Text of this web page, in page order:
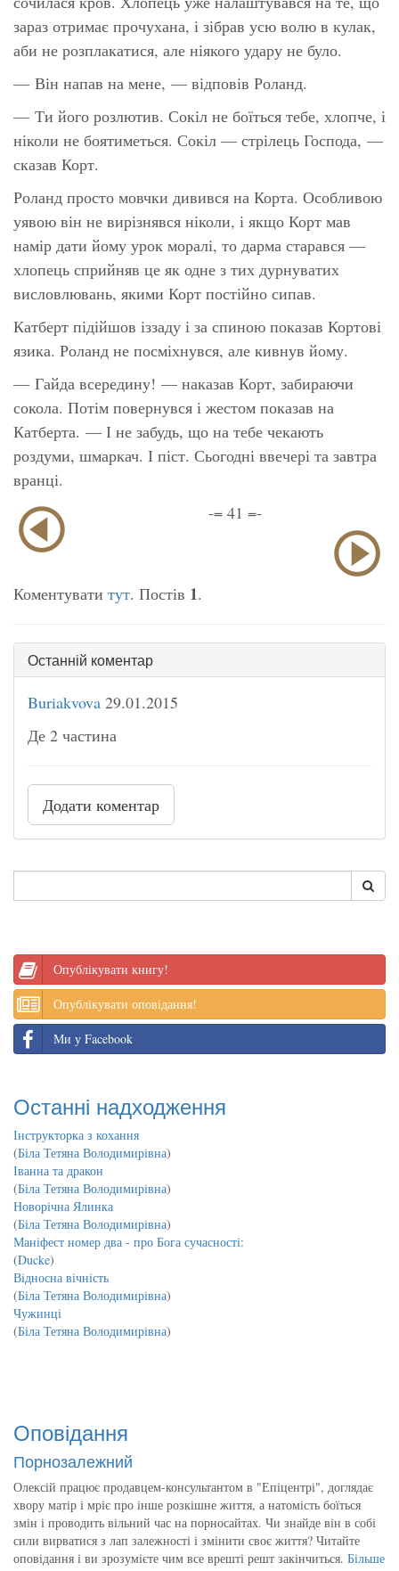
зараз отримає прочухана, і зібрав усю волю в кулак,
аби не розплакатися, але ніякого удару не було.
— Він напав на мене, — відповів Роланд.
— Ти його розлютив. Сокіл не боїться тебе, хлопче, і
ніколи не боятиметься. Сокіл — стрілець Господа, —
сказав Корт.
Роланд просто мовчки дивився на Корта. Особливою
уявою він не вирізнявся ніколи, і якщо Корт мав
намір дати йому урок моралі, то дарма старався —
хлопець сприйняв це як одне з тих дурнуватих
висловлювань, якими Корт постійно сипав.
Катберт підійшов іззаду і за спиною показав Кортові
язика. Роланд не посміхнувся, але кивнув йому.
— Гайда всередину! — наказав Корт, забираючи
сокола. Потім повернувся і жестом показав на
Катберта. — І не забудь, що на тебе чекають
роздуми, шмаркач. І піст. Сьогодні ввечері та завтра
вранці.
-= 41 =-
Коментувати тут. Постів 1.
Останній коментар
Buriakvova 29.01.2015
Де 2 частина
Додати коментар
Опублікувати книгу!
Опублікувати оповідання!
Ми у Facebook
Останні надходження
Інструкторка з кохання
(Біла Тетяна Володимирівна)
Іванна та дракон
(Біла Тетяна Володимирівна)
Новорічна Ялинка
(Біла Тетяна Володимирівна)
Маніфест номер два - про Бога сучасності:
(Ducke)
Відносна вічність
(Біла Тетяна Володимирівна)
Чужинці
(Біла Тетяна Володимирівна)
Оповідання
Порнозалежний
Олексій працює продавцем-консультантом в "Епіцентрі", доглядає
хвору матір і мріє про інше розкішне життя, а натомість боїться
змін і проводить вільний час на порносайтах. Чи знайде він в собі
сили вирватися з лап залежності і змінити своє життя? Читайте
оповідання і ви зрозумієте чим все врешті решт закінчиться. Більше